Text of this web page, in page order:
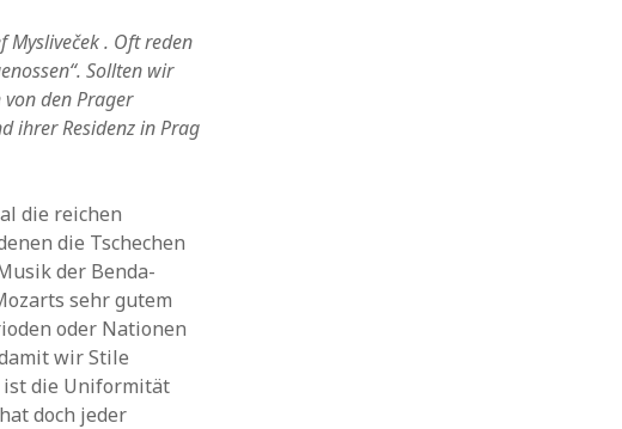
Mysliveček . Oft reden
Sollten wir
den Prager
ihrer Residenz in Prag
die reichen
die Tschechen
der Benda-
sehr gutem
oder Nationen
wir Stile
ist die Uniformität
doch jeder